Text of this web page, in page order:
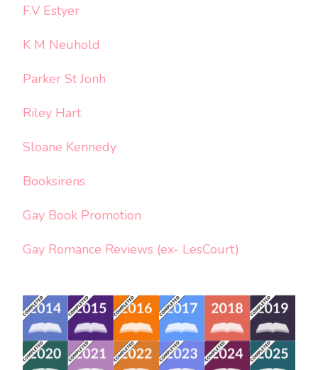
F.V Estyer
K M Neuhold
Parker St Jonh
Riley Hart
Sloane Kennedy
Booksirens
Gay Book Promotion
Gay Romance Reviews (ex- LesCourt)